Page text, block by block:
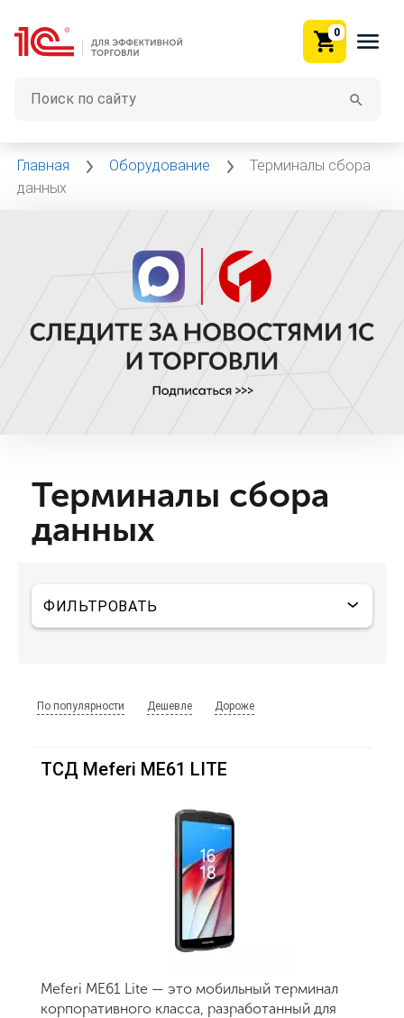
0
Главная Оборудование
Терминалы сбора
данных
Терминалы сбора
данных
По популярности Дешевле Дороже
ТСД Meferi ME61 LITE
Meferi ME61 Lite — это мобильный терминал
корпоративного класса, разработанный для